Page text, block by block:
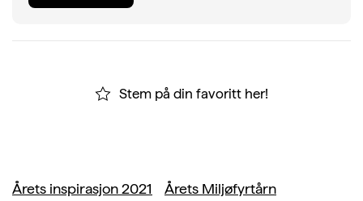
Stem på din favoritt her!
Årets inspirasjon 2021 Årets Miljøfyrtårn